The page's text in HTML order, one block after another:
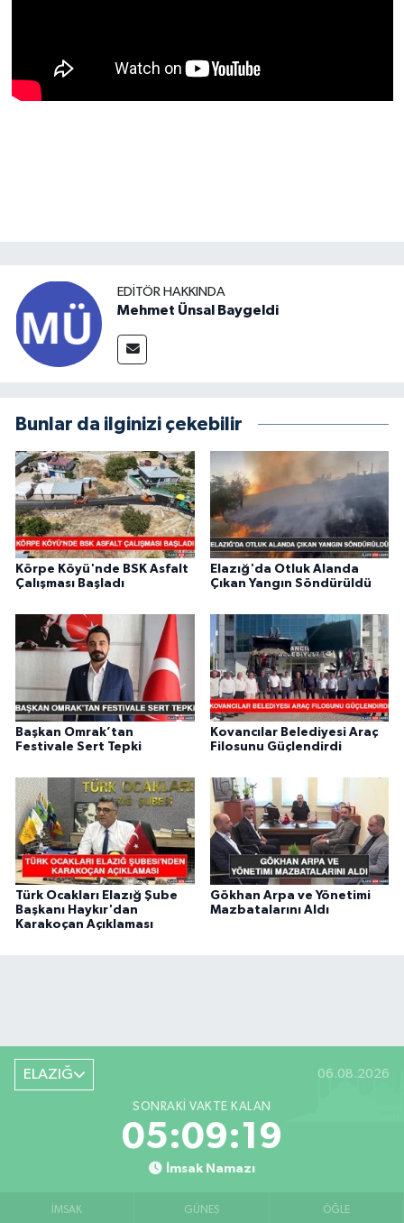
EDITÖR HAKKINDA
Mehmet Ünsal Baygeldi
Bunlar da ilginizi çekebilir
Körpe Köyü'nde BSK Asfalt
Çalışması Başladı
Elazığ'da Otluk Alanda
Çıkan Yangın Söndürüldü
Başkan Omrak’tan
Festivale Sert Tepki
Kovancılar Belediyesi Araç
Filosunu Güçlendirdi
Türk Ocakları Elazığ Şube
Başkanı Haykır'dan
Karakoçan Açıklaması
Gökhan Arpa ve Yönetimi
Mazbatalarını Aldı
ELAZIĞ 06.08.2026
SONRAKI VAKTE KALAN
05:09:18
İmsak Namazı
İMSAK GÜNEŞ ÖĞLE